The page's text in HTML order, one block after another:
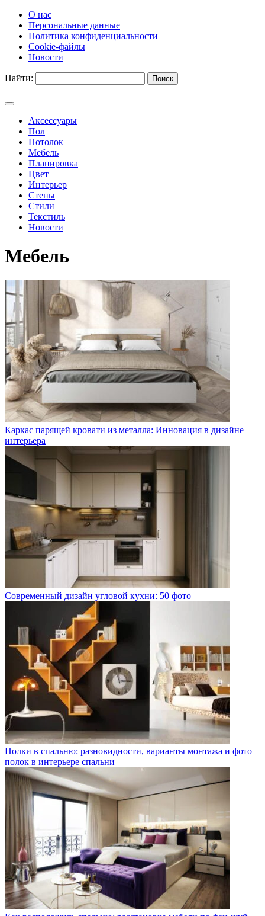
О нас
Персональные данные
Политика конфиденциальности
Cookie-файлы
Новости
Найти:
Аксессуары
Пол
Потолок
Мебель
Планировка
Цвет
Интерьер
Стены
Стили
Текстиль
Новости
Мебель
Каркас парящей кровати из металла: Инновация в дизайне
интерьера
Современный дизайн угловой кухни: 50 фото
Полки в спальню: разновидности, варианты монтажа и фото
полок в интерьере спальни